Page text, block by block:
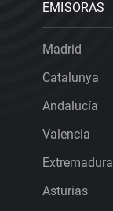
EMISORAS
Madrid
Catalunya
Andalucía
Valencia
Extremadura
Asturias